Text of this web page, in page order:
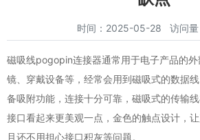
时间：2025-05-28 访问量
磁吸线pogopin连接器通常用于电子产品的
镜、穿戴设备等，经常会用到磁吸式的数据
备吸附功能，连接十分可靠，磁吸式的传输
接口看起来更美观一点，金色的触点设计，
且还不用担心接口积灰等问题。